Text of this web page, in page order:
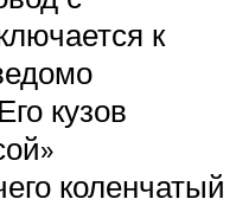
к
кузов
коленчатый